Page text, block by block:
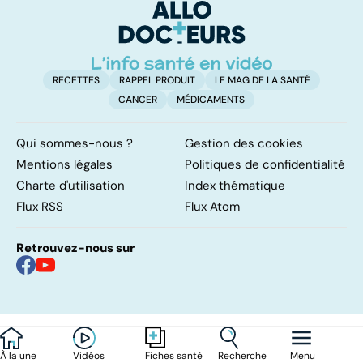
À la une Vidéos Fiches santé Recherche Menu
ventre plat
RECETTES RAPPEL PRODUIT
LE MAG DE LA SANTÉ
CANCER
MÉDICAMENTS
Qui sommes-nous ?
Gestion des cookies
Mentions légales
Politiques de confidentialité
Charte d'utilisation
Index thématique
Flux RSS
Flux Atom
Retrouvez-nous sur